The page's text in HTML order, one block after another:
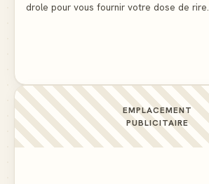
drole pour vous fournir votre dose de rire.
EMPLACEMENT
PUBLICITAIRE